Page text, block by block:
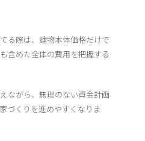
る際は、建物本体価格だけで
含めた全体の費用を把握する
ながら、無理のない資金計画
づくりを進めやすくなりま